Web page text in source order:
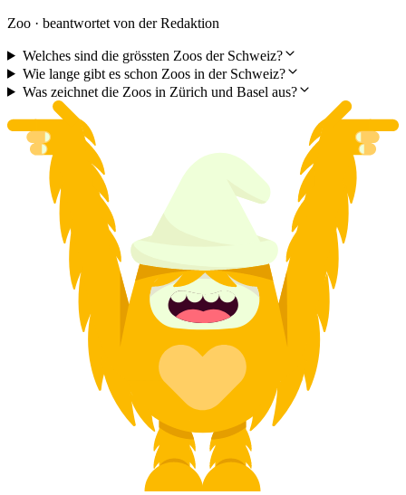
Zoo · beantwortet von der Redaktion
Welches sind die grössten Zoos der Schweiz?
Wie lange gibt es schon Zoos in der Schweiz?
Was zeichnet die Zoos in Zürich und Basel aus?